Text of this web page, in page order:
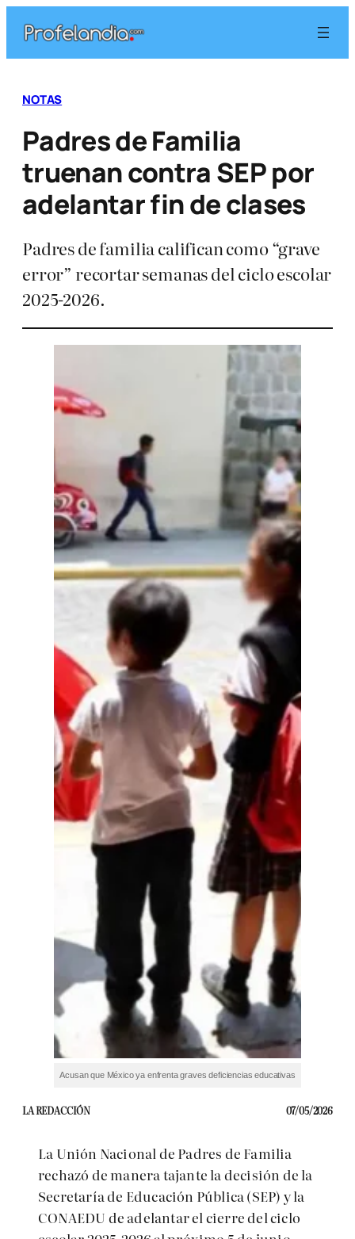
contenido
NOTAS
Padres de Familia
truenan contra SEP por
adelantar fin de clases
Padres de familia califican como “grave
error” recortar semanas del ciclo escolar
2025-2026.
Acusan que México ya enfrenta graves deficiencias educativas
LA REDACCIÓN 07/05/2026
La Unión Nacional de Padres de Familia
rechazó de manera tajante la decisión de la
Secretaría de Educación Pública (SEP) y la
CONAEDU de adelantar el cierre del ciclo